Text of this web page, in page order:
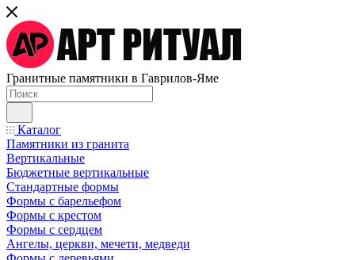
Гранитные памятники в Гаврилов-Яме
Каталог
Памятники из гранита
Вертикальные
Бюджетные вертикальные
Стандартные формы
Формы с барельефом
Формы с крестом
Формы с сердцем
Ангелы, церкви, мечети, медведи